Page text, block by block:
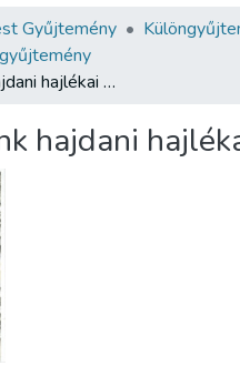
Gyűjtemény
Irodalmunk hajdani hajlékai III.
hajdani